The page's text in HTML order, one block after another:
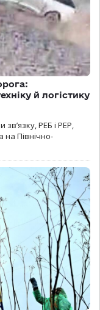
й логістику
РЕБ і РЕР,
на Північно-